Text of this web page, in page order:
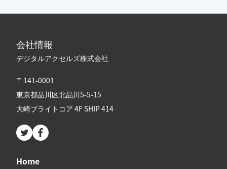
会社情報
デジタルアクセルズ株式会社
〒141-0001
東京都品川区北品川5-5-15
大崎ブライトコア 4F SHIP 414
Twitter pageFacebook page
Home